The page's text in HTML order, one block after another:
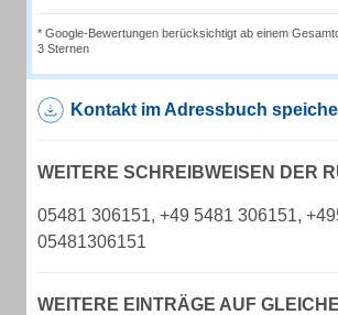
* Google-Bewertungen berücksichtigt ab einem
3 Sternen
Kontakt im Adressbuch
WEITERE SCHREIBWEISEN DER
05481 306151, +49 5481 306151,
05481306151
WEITERE EINTRÄGE AUF